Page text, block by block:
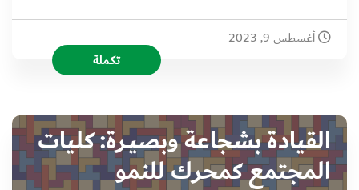
أغسطس 9, 2023
تكملة
القيادة بشجاعة وبصيـرة: كليات
المجتمع كمحرك للنمو